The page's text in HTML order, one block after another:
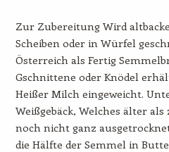
Zur Zubereitung Wird
Scheiben oder in Würfel
Österreich als Fertig
Gschnittene oder Knödel
Heißer Milch eingeweicht.
Weißgebäck, Welches älter
noch nicht ganz
die Hälfte der Semmel in